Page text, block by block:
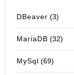
DBeaver (3)
MariaDB (32)
MySql (69)